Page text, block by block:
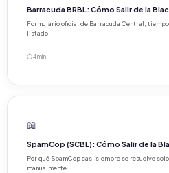
Barracuda BRBL: Cómo Salir de la
Formulario oficial de Barracuda Central,
listado.
⏱ 4 min
📖
SpamCop (SCBL): Cómo Salir de la
Por qué SpamCop casi siempre se resuelve
manualmente.